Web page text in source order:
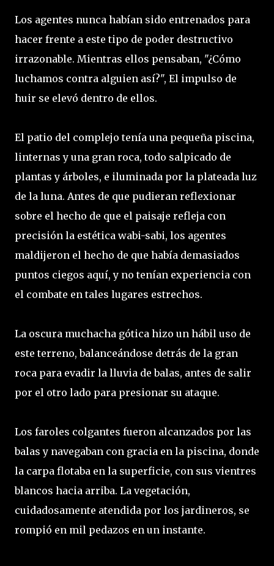
Los agentes nunca habían sido entrenados para
hacer frente a este tipo de poder destructivo
irrazonable. Mientras ellos pensaban, "¿Cómo
luchamos contra alguien así?", El impulso de
huir se elevó dentro de ellos.
El patio del complejo tenía una pequeña piscina,
linternas y una gran roca, todo salpicado de
plantas y árboles, e iluminada por la plateada luz
de la luna. Antes de que pudieran reflexionar
sobre el hecho de que el paisaje refleja con
precisión la estética wabi-sabi, los agentes
maldijeron el hecho de que había demasiados
puntos ciegos aquí, y no tenían experiencia con
el combate en tales lugares estrechos.
La oscura muchacha gótica hizo un hábil uso de
este terreno, balanceándose detrás de la gran
roca para evadir la lluvia de balas, antes de salir
por el otro lado para presionar su ataque.
Los faroles colgantes fueron alcanzados por las
balas y navegaban con gracia en la piscina, donde
la carpa flotaba en la superficie, con sus vientres
blancos hacia arriba. La vegetación,
cuidadosamente atendida por los jardineros, se
rompió en mil pedazos en un instante.